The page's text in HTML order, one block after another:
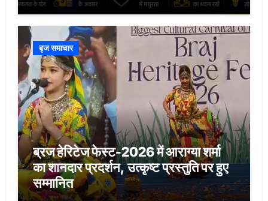
बृज समाचार
ब्रज हेरिटेज फेस्ट-2026 में आराग्या शर्मा
का शानदार प्रदर्शन, उत्कृष्ट प्रस्तुति पर हुए
सम्मानित